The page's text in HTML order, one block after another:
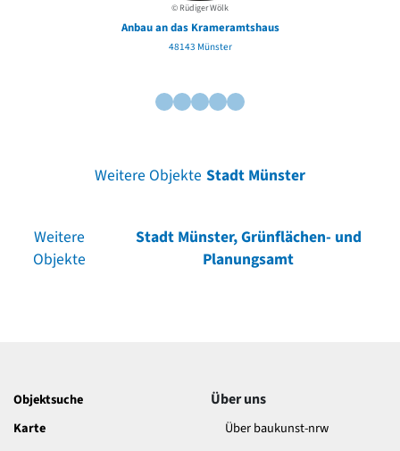
© Rüdiger Wölk
Anbau an das Krameramtshaus
48143 Münster
Weitere Objekte Stadt Münster
Weitere
Objekte
Stadt Münster, Grünflächen- und
Planungsamt
Objektsuche
Karte
Über uns
Über baukunst-nrw